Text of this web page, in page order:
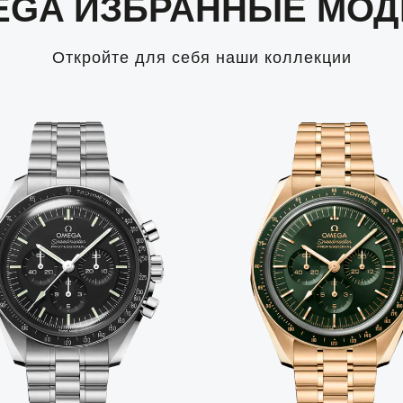
ИЗБРАННЫЕ
Откройте для себя наши коллекции